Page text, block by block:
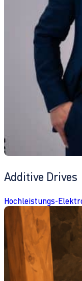
Additive Drives
Hochleistungs-